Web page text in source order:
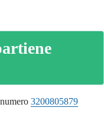
3200805879